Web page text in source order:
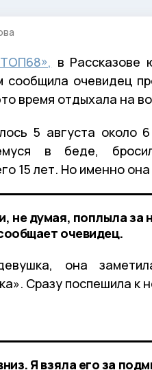
в Рассказове
очевидец
время отдыхала на
5 августа около
в беде,
15 лет. Но именно
не думая, поплыла за
очевидец.
она
Сразу поспешила к
Я взяла его за